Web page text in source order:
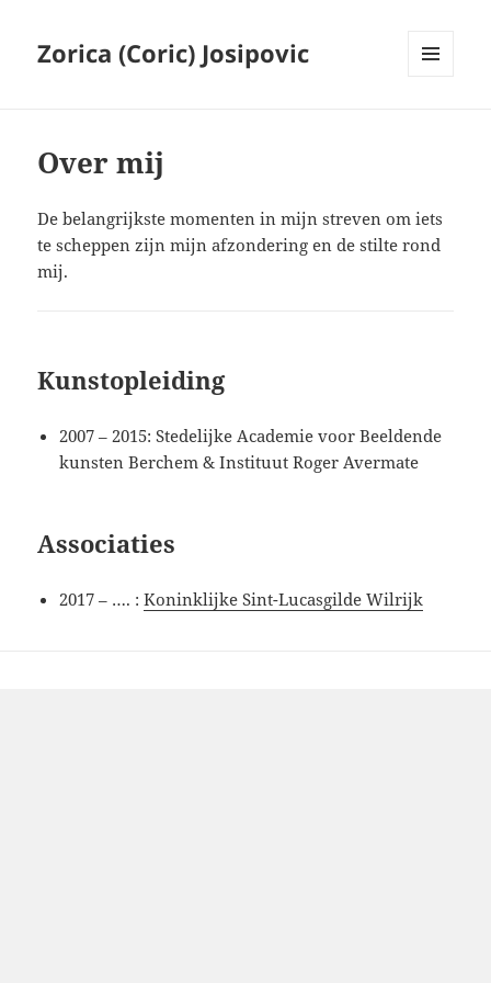
Zorica (Coric) Josipovic
Over mij
De belangrijkste momenten in mijn streven om iets
te scheppen zijn mijn afzondering en de stilte rond
mij.
Kunstopleiding
2007 – 2015: Stedelijke Academie voor Beeldende
kunsten Berchem & Instituut Roger Avermate
Associaties
2017 – …. :Koninklijke Sint-Lucasgilde Wilrijk